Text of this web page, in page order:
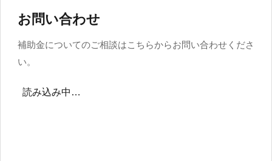
お問い合わせ
補助金についてのご相談はこちらからお問い合わせくださ
い。